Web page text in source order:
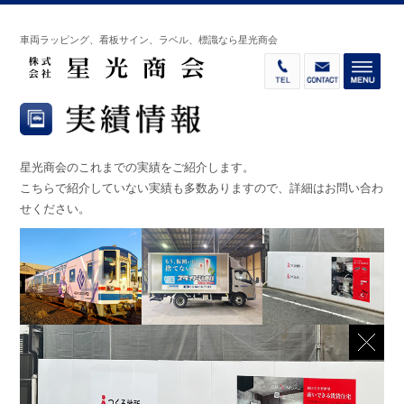
車両ラッピング、看板サイン、ラベル、標識なら星光商会
星光商会のこれまでの実績をご紹介します。
こちらで紹介していない実績も多数ありますので、詳細はお問い合わ
せください。